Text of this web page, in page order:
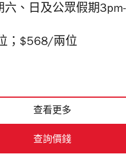
、日及公眾假期3pm-
；$568/兩位
查看更多
查詢價錢